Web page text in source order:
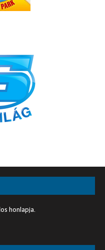
honlapja.